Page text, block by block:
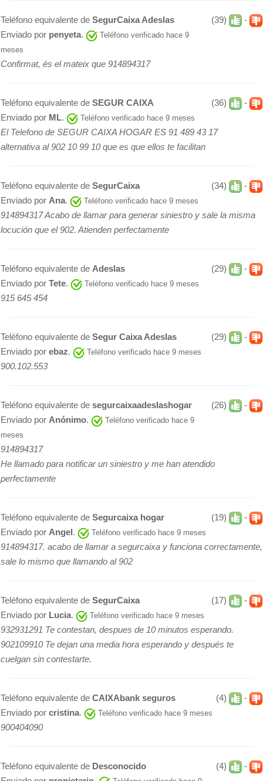
(39) -
Teléfono equivalente de SegurCaixa Adeslas
Enviado por penyeta.
Teléfono verificado hace 9
meses
Confirmat, és el mateix que 914894317
(36) -
Teléfono equivalente de SEGUR CAIXA
Enviado por ML. Teléfono verificado hace 9 meses
El Telefono de SEGUR CAIXA HOGAR ES 91 489 43 17
alternativa al 902 10 99 10 que es que ellos te facilitan
(34) -
Teléfono equivalente de SegurCaixa
Enviado por Ana. Teléfono verificado hace 9 meses
914894317 Acabo de llamar para generar siniestro y sale la misma
locución que el 902. Atienden perfectamente
(29) -
Teléfono equivalente de Adeslas
Enviado por Tete. Teléfono verificado hace 9 meses
915 645 454
(29) -
Teléfono equivalente de Segur Caixa Adeslas
Enviado por ebaz. Teléfono verificado hace 9 meses
900.102.553
(26) -
Teléfono equivalente de segurcaixaadeslashogar
Enviado por Anónimo.
Teléfono verificado hace 9
meses
914894317
He llamado para notificar un siniestro y me han atendido
perfectamente
(19) -
Teléfono equivalente de Segurcaixa hogar
Enviado por Angel . Teléfono verificado hace 9 meses
914894317. acabo de llamar a segurcaixa y funciona correctamente,
sale lo mismo que llamando al 902
(17) -
Teléfono equivalente de SegurCaixa
Enviado por Lucia. Teléfono verificado hace 9 meses
932931291 Te contestan, despues de 10 minutos esperando.
902109910 Te dejan una media hora esperando y después te
cuelgan sin contestarte.
(4) -
Teléfono equivalente de CAIXAbank seguros
Enviado por cristina. Teléfono verificado hace 9 meses
900404090
(4) -
Teléfono equivalente de Desconocido